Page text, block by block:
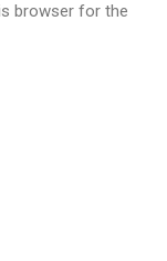
browser for the